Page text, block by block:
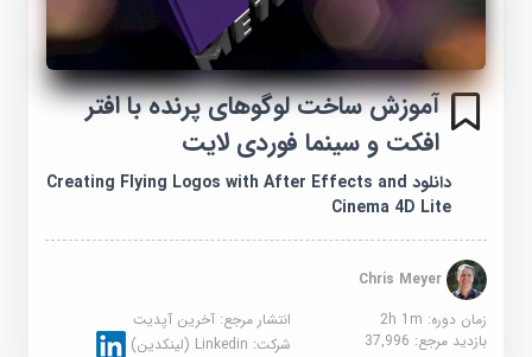
آموزش ساخت لوگوهای پرنده با افتر
افکت و سینما فوردی لایت
دانلود Creating Flying Logos with After Effects and
Cinema 4D Lite
Chris Meyer
زمان دوره: 2h 1m
انتشار مرجع:آخرین آپدیت
بازدید مرجع:37,996 شرکت:Linkedin (لینکدین)